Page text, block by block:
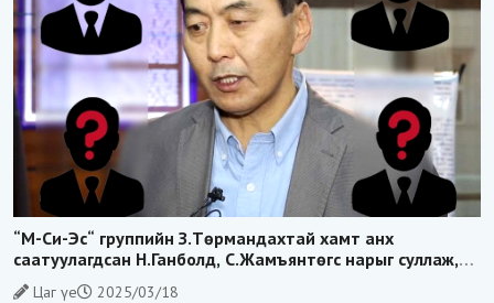
“М-Си-Эс“ группийн З.Төрмандахтай хамт анх
саатуулагдсан Н.Ганболд, С.Жамъянтөгс нарыг суллаж,
хилээр гарахыг нь хоригложээ
Цаг үе
2025/03/18